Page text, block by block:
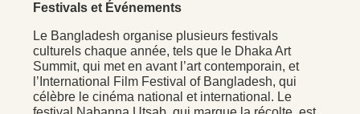
Festivals et Événements
Le Bangladesh organise plusieurs festivals
culturels chaque année, tels que le Dhaka Art
Summit, qui met en avant l’art contemporain, et
l’International Film Festival of Bangladesh, qui
célèbre le cinéma national et international. Le